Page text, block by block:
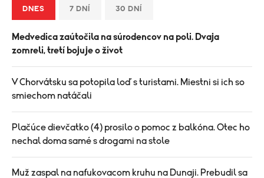
DNES 7 DNÍ 30 DNÍ
Medvedica zaútočila na súrodencov na poli. Dvaja
zomreli, tretí bojuje o život
V Chorvátsku sa potopila loď s turistami. Miestni si ich so
smiechom natáčali
Plačúce dievčatko (4) prosilo o pomoc z balkóna. Otec ho
nechal doma samé s drogami na stole
Muž zaspal na nafukovacom kruhu na Dunaji. Prebudil sa